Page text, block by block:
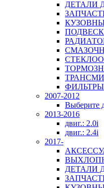
ДЕТАЛИ
ФИЛЬТРЫ
2007-2012
Выберите
2013-2016
двиг.: 2.0i
двиг.: 2.4i
2017-
ДЕТАЛИ